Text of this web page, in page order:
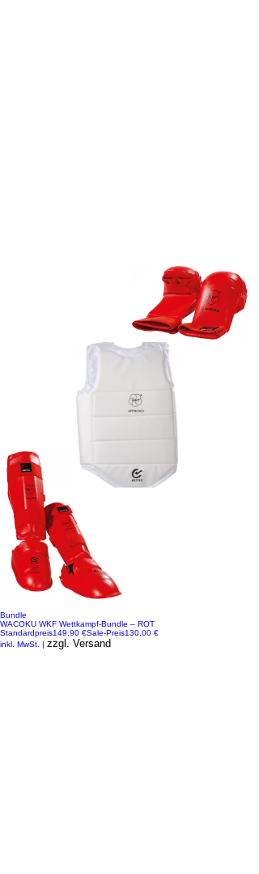
Bundle
WACOKU WKF Wettkampf-Bundle – ROT
Standardpreis149,90 €Sale-Preis130,00 €
inkl. MwSt. | zzgl. Versand